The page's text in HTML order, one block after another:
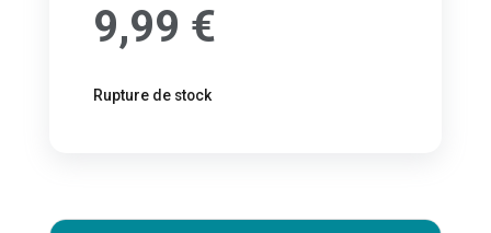
9,99 €
Rupture de stock